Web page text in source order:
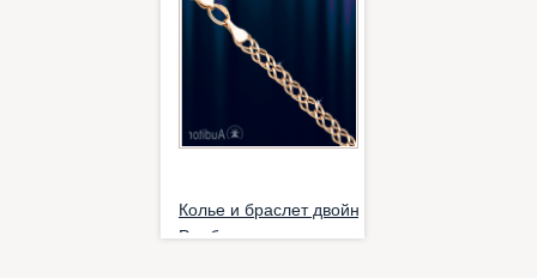
Колье и браслет двойное
Ромбо ро...